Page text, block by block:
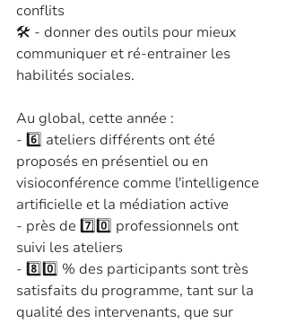
conflits
🛠️ - donner des outils pour mieux
communiquer et ré-entrainer les
habilités sociales.
Au global, cette année :
- 6️⃣ ateliers différents ont été
proposés en présentiel ou en
visioconférence comme l'intelligence
artificielle et la médiation active
- près de 7️⃣0️⃣ professionnels ont
suivi les ateliers
- 8️⃣0️⃣ % des participants sont très
satisfaits du programme, tant sur la
qualité des intervenants, que sur